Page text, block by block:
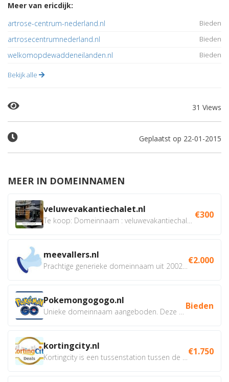
Meer van ericdijk:
artrose-centrum-nederland.nl
Bieden
artrosecentrumnederland.nl Bieden
welkomopdewaddeneilanden.nl Bieden
Bekijk alle
31 Views
Geplaatst op 22-01-2015
MEER IN DOMEINNAMEN
veluwevakantiechalet.nl €300
meevallers.nl €2.000
Pokemongogogo.nl Bieden
kortingcity.nl €1.750